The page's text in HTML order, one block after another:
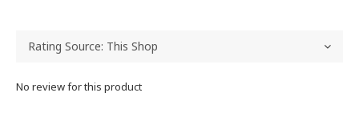
No review for this product